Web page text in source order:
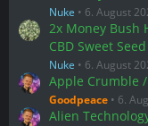
Nuke 6. August
2x Money Bush
CBD Sweet
Nuke 6. August
Apple Crumble
Goodpeace 6.
Alien